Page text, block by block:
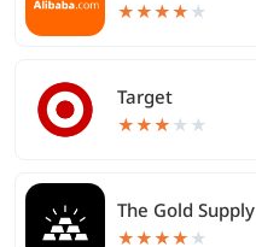
★★★★ ★
Target
★★★ ★ ★
The Gold Supply
★★★★ ★